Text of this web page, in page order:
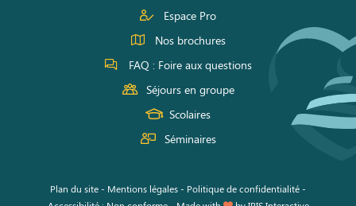
Espace Pro
Nos brochures
FAQ : Foire aux questions
Séjours en groupe
Scolaires
Séminaires
Plan du site- Mentions légales- Politique de confidentialité-